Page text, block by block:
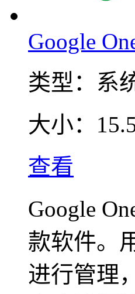
Google
类型： 系
大小：
查看
Google
款软件。
进行管理